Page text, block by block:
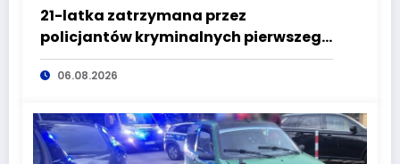
21-latka zatrzymana przez
policjantów kryminalnych pierwszego
komisariatu za kradzieże sklepowe
06.08.2026